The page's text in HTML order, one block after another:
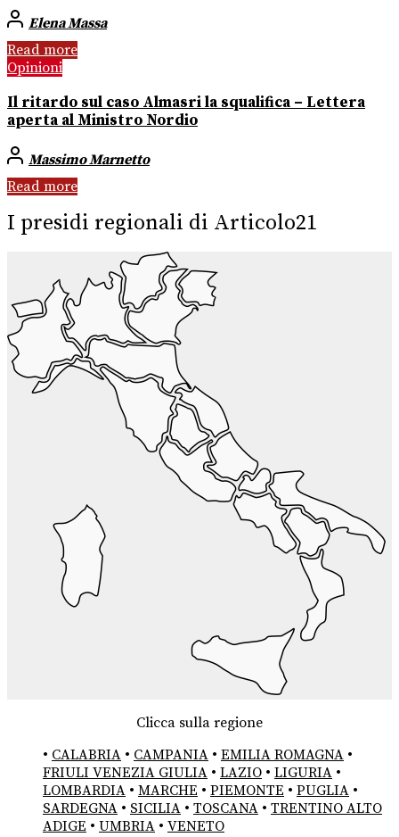
Elena Massa
Read more
Opinioni
Il ritardo sul caso Almasri la squalifica – Lettera
aperta al Ministro Nordio
Massimo Marnetto
Read more
I presidi regionali di Articolo21
Clicca sulla regione
• CALABRIA • CAMPANIA • EMILIA ROMAGNA •
FRIULI VENEZIA GIULIA • LAZIO • LIGURIA •
LOMBARDIA • MARCHE • PIEMONTE • PUGLIA •
SARDEGNA • SICILIA • TOSCANA • TRENTINO ALTO
ADIGE • UMBRIA • VENETO